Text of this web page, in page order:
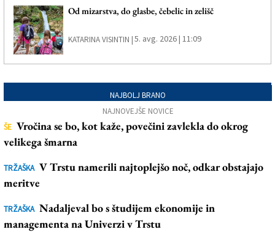
Od mizarstva, do glasbe, čebelic in zelišč
KATARINA VISINTIN |5. avg. 2026 | 11:09
NAJBOLJ BRANO
NAJNOVEJŠE NOVICE
ŠE Vročina se bo, kot kaže, povečini zavlekla do okrog
velikega šmarna
TRŽAŠKA V Trstu namerili najtoplejšo noč, odkar obstajajo
meritve
TRŽAŠKA Nadaljeval bo s študijem ekonomije in
managementa na Univerzi v Trstu